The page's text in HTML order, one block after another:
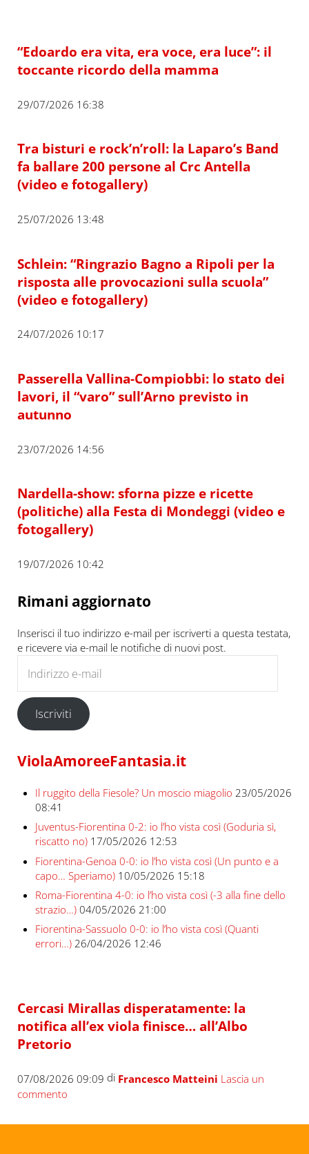
“Edoardo era vita, era voce, era luce”: il
toccante ricordo della mamma
29/07/2026 16:38
Tra bisturi e rock’n’roll: la Laparo’s Band
fa ballare 200 persone al Crc Antella
(video e fotogallery)
25/07/2026 13:48
Schlein: “Ringrazio Bagno a Ripoli per la
risposta alle provocazioni sulla scuola”
(video e fotogallery)
24/07/2026 10:17
Passerella Vallina-Compiobbi: lo stato dei
lavori, il “varo” sull’Arno previsto in
autunno
23/07/2026 14:56
Nardella-show: sforna pizze e ricette
(politiche) alla Festa di Mondeggi (video e
fotogallery)
19/07/2026 10:42
Rimani aggiornato
Inserisci il tuo indirizzo e-mail per iscriverti a questa testata,
e ricevere via e-mail le notifiche di nuovi post.
Iscriviti
ViolaAmoreeFantasia.it
Il ruggito della Fiesole? Un moscio miagolio 23/05/2026
08:41
Juventus-Fiorentina 0-2: io l’ho vista così (Goduria sì,
riscatto no) 17/05/2026 12:53
Fiorentina-Genoa 0-0: io l’ho vista così (Un punto e a
capo… Speriamo) 10/05/2026 15:18
Roma-Fiorentina 4-0: io l’ho vista così (-3 alla fine dello
strazio…) 04/05/2026 21:00
Fiorentina-Sassuolo 0-0: io l’ho vista così (Quanti
errori…) 26/04/2026 12:46
Cercasi Mirallas disperatamente: la
notifica all’ex viola finisce… all’Albo
Pretorio
07/08/2026 09:09 di Francesco Matteini Lascia un
commento